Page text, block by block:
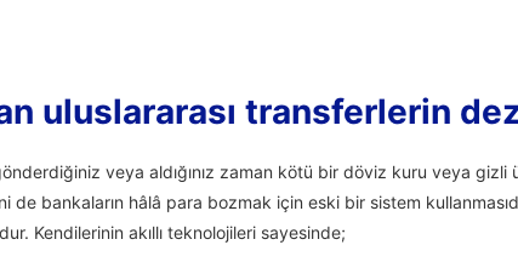
uluslararası transferlerin
veya aldığınız zaman kötü bir döviz kuru veya
de bankaların hâlâ para bozmak için eski bir sistem
Kendilerinin akıllı teknolojileri sayesinde;